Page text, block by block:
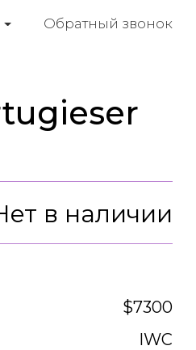
Обратный звонок
в наличии
$7300
IWC